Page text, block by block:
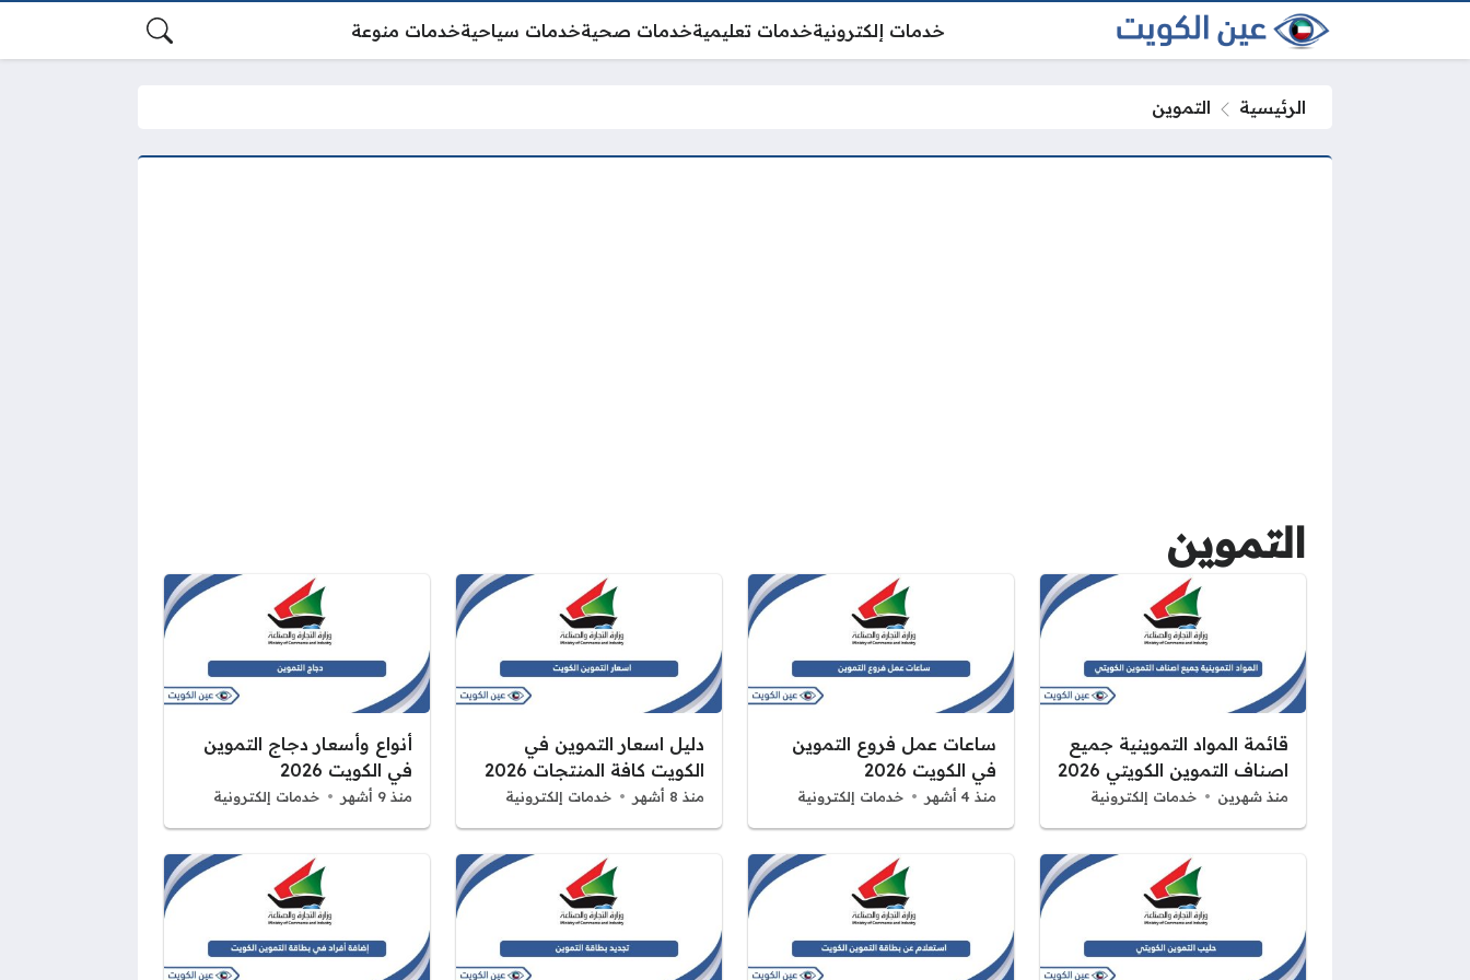
خدمات إلكترونيةخدمات تعليميةخدمات صحيةخدمات سياحيةخدمات منوعة
الرئيسية التموين
التموين
قائمة المواد التموينية جميع
اصناف التموين الكويتي 2026
منذ شهرين خدمات إلكترونية
ساعات عمل فروع التموين
في الكويت 2026
منذ 4 أشهر خدمات إلكترونية
دليل اسعار التموين في
الكويت كافة المنتجات 2026
منذ 8 أشهر خدمات إلكترونية
أنواع وأسعار دجاج التموين
في الكويت 2026
منذ 9 أشهر خدمات إلكترونية